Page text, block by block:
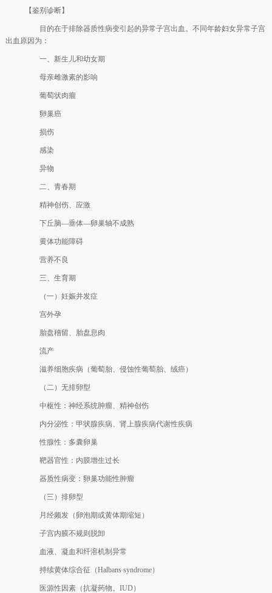
【鉴别诊断】
目的在于排除器质性病变引起的异常子宫出血。不同年龄妇女异常子宫
出血原因为：
一、新生儿和幼女期
母亲雌激素的影响
葡萄状肉瘤
卵巢癌
损伤
感染
异物
二、青春期
精神创伤、应激
下丘脑—垂体—卵巢轴不成熟
黄体功能障碍
营养不良
三、生育期
（一）妊娠并发症
宫外孕
胎盘稽留、胎盘息肉
流产
滋养细胞疾病（葡萄胎、侵蚀性葡萄胎、绒癌）
（二）无排卵型
中枢性：神经系统肿瘤、精神创伤
内分泌性：甲状腺疾病、肾上腺疾病代谢性疾病
性腺性：多囊卵巢
靶器官性：内膜增生过长
器质性病变：卵巢功能性肿瘤
（三）排卵型
月经频发（卵泡期或黄体期缩短）
子宫内膜不规则脱卸
血液、凝血和纤溶机制异常
持续黄体综合征（Halbans syndrome）
医源性因素（抗凝药物。IUD）